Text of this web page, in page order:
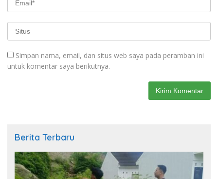
Simpan nama, email, dan situs web saya pada peramban ini
untuk komentar saya berikutnya.
Berita Terbaru